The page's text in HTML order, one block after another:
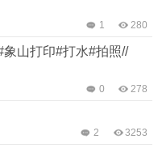
280
1
山打印#打水#拍照//
278
0
3253
2